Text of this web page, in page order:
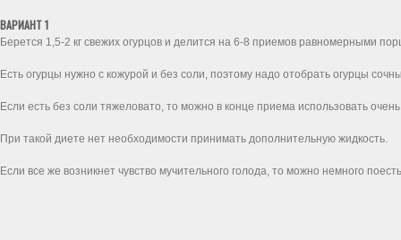
ВАРИАНТ 1
Берется 1,5-2 кг свежих огурцов и делится на 6-8 приемов равномерными
Есть огурцы нужно с кожурой и без соли, поэтому надо отобрать огурцы
Если есть без соли тяжеловато, то можно в конце приема использовать
При такой диете нет необходимости принимать дополнительную жидкость.
Если все же возникнет чувство мучительного голода, то можно немного